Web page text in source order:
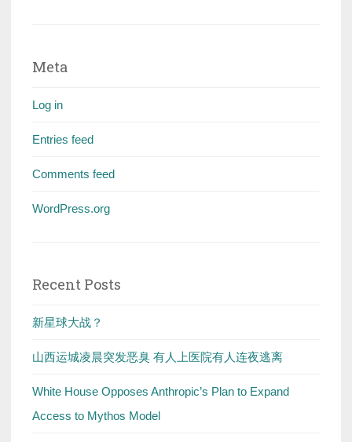
Meta
Log in
Entries feed
Comments feed
WordPress.org
Recent Posts
新星球大战？
山西运城凌晨突发恶臭 有人上医院有人连夜逃离
White House Opposes Anthropic’s Plan to Expand
Access to Mythos Model